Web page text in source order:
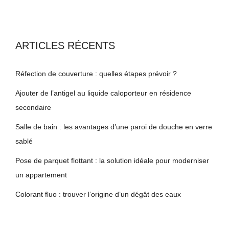
ARTICLES RÉCENTS
Réfection de couverture : quelles étapes prévoir ?
Ajouter de l’antigel au liquide caloporteur en résidence
secondaire
Salle de bain : les avantages d’une paroi de douche en verre
sablé
Pose de parquet flottant : la solution idéale pour moderniser
un appartement
Colorant fluo : trouver l’origine d’un dégât des eaux